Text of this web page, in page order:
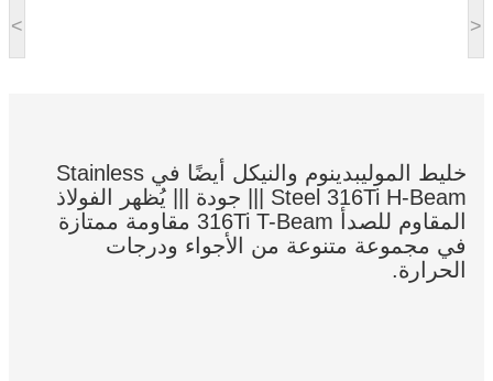
< >
خليط الموليبدينوم والنيكل أيضًا في Stainless
Steel 316Ti H-Beam ||| جودة ||| يُظهر الفولاذ
المقاوم للصدأ 316Ti T-Beam مقاومة ممتازة
في مجموعة متنوعة من الأجواء ودرجات
الحرارة.